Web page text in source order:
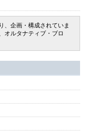
、企画・構成されていま
オルタナティブ・ブロ